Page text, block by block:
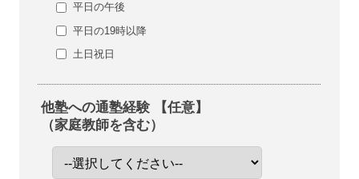
平日の午後
平日の19時以降
土日祝日
他塾への通塾経験 【任意】
（家庭教師を含む）